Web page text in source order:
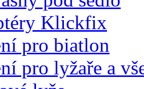
Klickfix
pro biatlon
pro lyžaře a